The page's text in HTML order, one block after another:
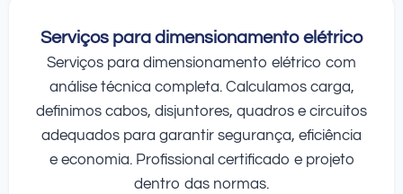
Serviços para dimensionamento elétrico
Serviços para dimensionamento elétrico com
análise técnica completa. Calculamos carga,
definimos cabos, disjuntores, quadros e circuitos
adequados para garantir segurança, eficiência
e economia. Profissional certificado e projeto
dentro das normas.